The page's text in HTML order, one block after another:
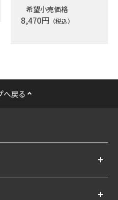
希望小売価格
8,470円 （税込）
へ戻る